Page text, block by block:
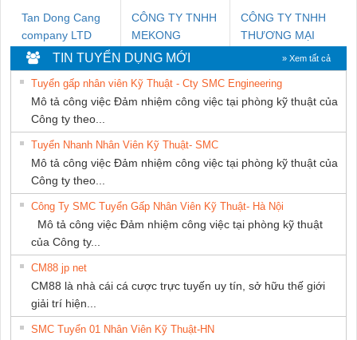
Tan Dong Cang
company LTD
CÔNG TY TNHH
MEKONG
MARINE
SUPPLY
CÔNG TY TNHH
THƯƠNG MẠI
THIÊN ÂN VIỆT
NAM
TIN TUYỂN DỤNG MỚI » Xem tất cả
Tuyển gấp nhân viên Kỹ Thuật - Cty SMC Engineering
Mô tả công việc Đảm nhiệm công việc tại phòng kỹ thuật của
Công ty theo...
Tuyển Nhanh Nhân Viên Kỹ Thuật- SMC
Mô tả công việc Đảm nhiệm công việc tại phòng kỹ thuật của
Công ty theo...
Công Ty SMC Tuyển Gấp Nhân Viên Kỹ Thuật- Hà Nội
Mô tả công việc Đảm nhiệm công việc tại phòng kỹ thuật
của Công ty...
CM88 jp net
CM88 là nhà cái cá cược trực tuyến uy tín, sở hữu thế giới
giải trí hiện...
SMC Tuyển 01 Nhân Viên Kỹ Thuật-HN